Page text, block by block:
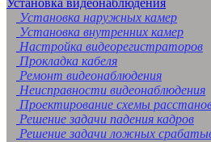
Установка видеонаблюдения
Установка наружных камер
Установка внутренних камер
Настройка видеорегистраторов
Прокладка кабеля
Ремонт видеонаблюдения
Неисправности видеонаблюдения
Проектирование схемы
Решение задачи падения кадров
Решение задачи ложных